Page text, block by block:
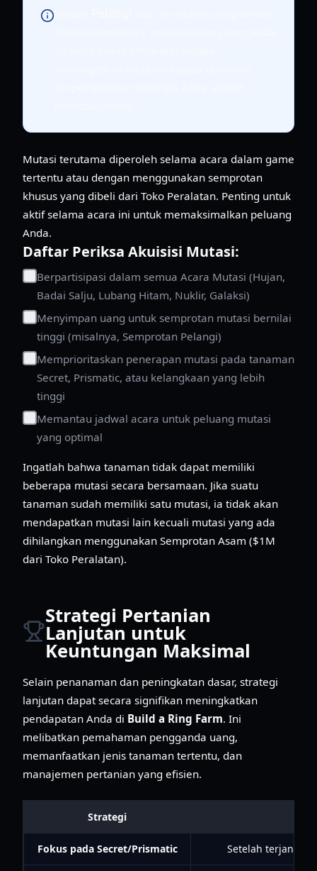
Mutasi terutama diperoleh selama acara dalam game
tertentu atau dengan menggunakan semprotan
khusus yang dibeli dari Toko Peralatan. Penting untuk
aktif selama acara ini untuk memaksimalkan peluang
Anda.
Daftar Periksa Akuisisi Mutasi:
Berpartisipasi dalam semua Acara Mutasi (Hujan,
Badai Salju, Lubang Hitam, Nuklir, Galaksi)
Menyimpan uang untuk semprotan mutasi bernilai
tinggi (misalnya, Semprotan Pelangi)
Memprioritaskan penerapan mutasi pada tanaman
Secret, Prismatic, atau kelangkaan yang lebih
tinggi
Memantau jadwal acara untuk peluang mutasi
yang optimal
Ingatlah bahwa tanaman tidak dapat memiliki
beberapa mutasi secara bersamaan. Jika suatu
tanaman sudah memiliki satu mutasi, ia tidak akan
mendapatkan mutasi lain kecuali mutasi yang ada
dihilangkan menggunakan Semprotan Asam ($1M
dari Toko Peralatan).
Strategi Pertanian
Lanjutan untuk
Keuntungan Maksimal
Selain penanaman dan peningkatan dasar, strategi
lanjutan dapat secara signifikan meningkatkan
pendapatan Anda di Build a Ring Farm. Ini
melibatkan pemahaman pengganda uang,
memanfaatkan jenis tanaman tertentu, dan
manajemen pertanian yang efisien.
Strategi
Fokus pada Secret/Prismatic Setelah